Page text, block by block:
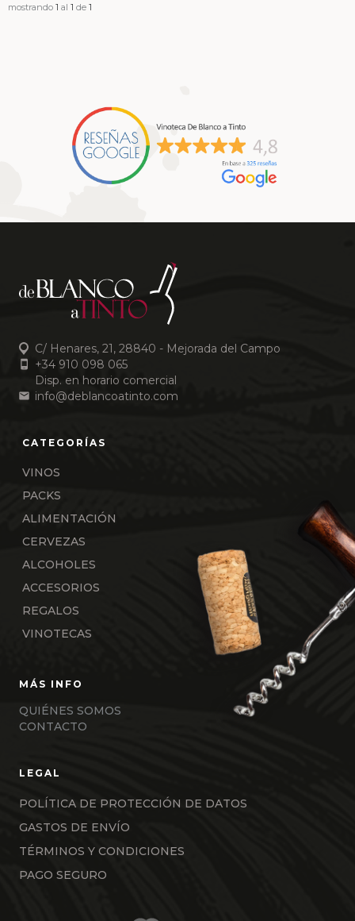
mostrando 1 al 1 de 1
C/ Henares, 21, 28840 - Mejorada del Campo
+34 910 098 065
Disp. en horario comercial
info@deblancoatinto.com
VINOS
PACKS
ALIMENTACIÓN
CERVEZAS
ALCOHOLES
ACCESORIOS
REGALOS
VINOTECAS
QUIÉNES SOMOS
CONTACTO
POLÍTICA DE PROTECCIÓN DE DATOS
GASTOS DE ENVÍO
TÉRMINOS Y CONDICIONES
PAGO SEGURO